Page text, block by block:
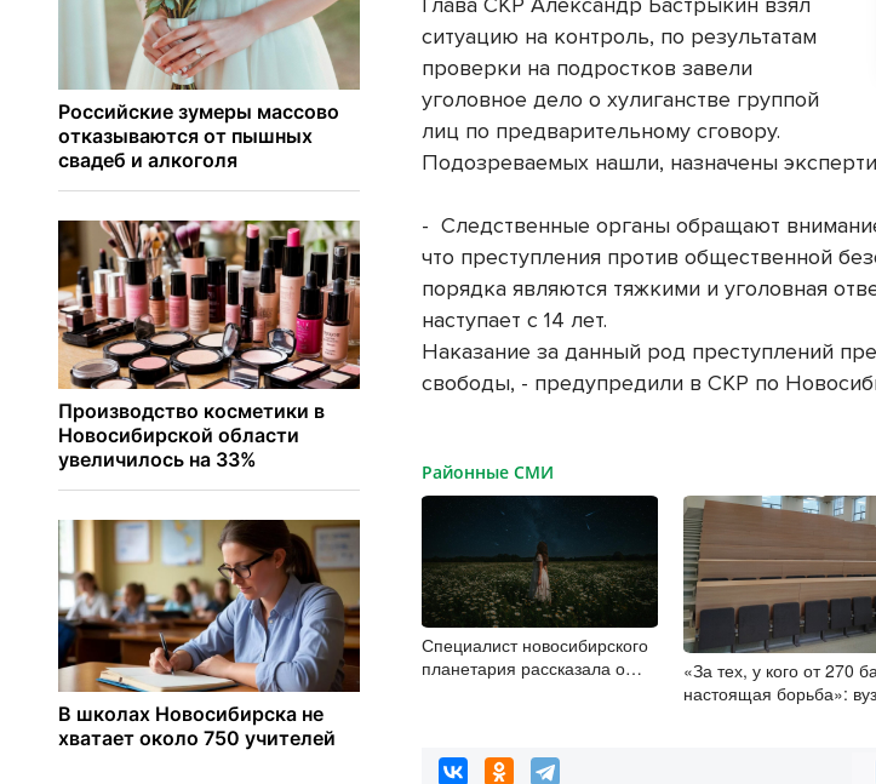
ситуацию на контроль, по результатам
проверки на подростков завели
уголовное дело о хулиганстве группой
лиц по предварительному сговору.
Подозреваемых нашли, назначены
- Следственные органы обращают
что преступления против общественной
порядка являются тяжкими и уголовная
наступает с 14 лет.
Наказание за данный род преступлений
свободы, - предупредили в СКР по
Районные СМИ
Специалист новосибирского
планетария рассказала о
«За тех, у кого от 270
настоящая борьба»:
высокобалльников